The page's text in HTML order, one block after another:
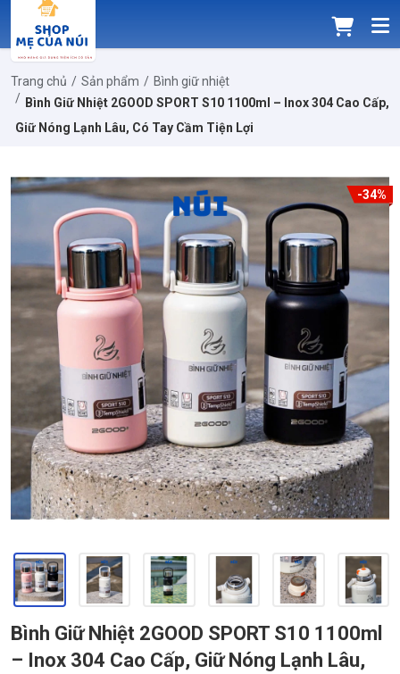
Trang chủ Sản phẩm
Bình giữ nhiệt
Bình Giữ Nhiệt 2GOOD SPORT S10 1100ml – Inox 304 Cao Cấp,
Giữ Nóng Lạnh Lâu, Có Tay Cầm Tiện Lợi
-34%
Bình Giữ Nhiệt 2GOOD SPORT S10 1100ml
– Inox 304 Cao Cấp, Giữ Nóng Lạnh Lâu,